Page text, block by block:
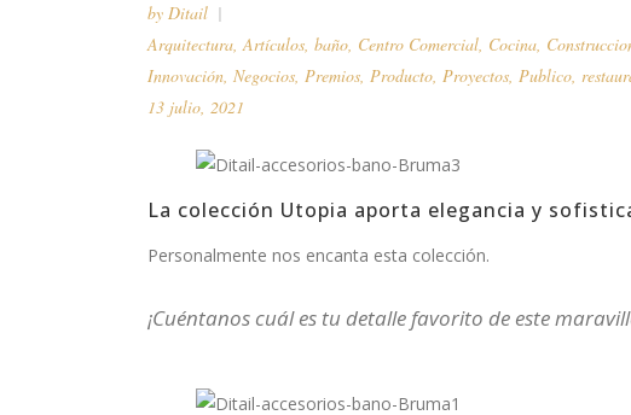
by Ditail
Arquitectura,Artículos, baño, Centro Comercial, Cocina,
Innovación, Negocios, Premios, Producto, Proyectos, Publico,
13 julio, 2021
La colección Utopia aporta elegancia y
Personalmente nos encanta esta colección.
¡Cuéntanos cuál es tu detalle favorito de este